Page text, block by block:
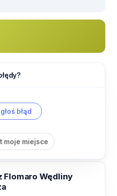
błąd
moje miejsce
Flomaro Wędliny